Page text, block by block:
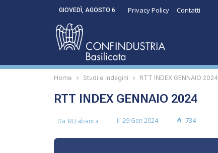
GIOVEDÌ, AGOSTO 6 Privacy Policy Contatti
Home Studi e indagini RTT INDEX GENNAIO 2024
RTT INDEX GENNAIO 2024
Da M.labanca il 29 Gen 2024 734